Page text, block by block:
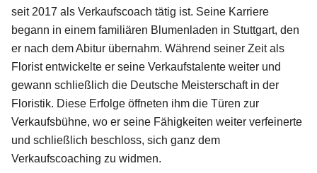
seit 2017 als Verkaufscoach tätig ist. Seine Karriere
begann in einem familiären Blumenladen in Stuttgart, den
er nach dem Abitur übernahm. Während seiner Zeit als
Florist entwickelte er seine Verkaufstalente weiter und
gewann schließlich die Deutsche Meisterschaft in der
Floristik. Diese Erfolge öffneten ihm die Türen zur
Verkaufsbühne, wo er seine Fähigkeiten weiter verfeinerte
und schließlich beschloss, sich ganz dem
Verkaufscoaching zu widmen.